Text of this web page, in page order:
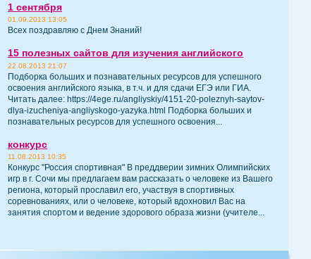
1 сентября
01.09.2013 13:05
Всех поздравляю с Днем Знаний!
15 полезных сайтов для изучения английского
22.08.2013 21:07
Подборка больших и познавательных ресурсов для успешного
освоения английского языка, в т.ч. и для сдачи ЕГЭ или ГИА.
Читать далее: https://4ege.ru/angliyskiy/4151-20-poleznyh-saytov-
dlya-izucheniya-angliyskogo-yazyka.html Подборка больших и
познавательных ресурсов для успешного освоения...
конкурс
11.08.2013 10:35
Конкурс "Россия спортивная" В преддверии зимних Олимпийских
игр в г. Сочи мы предлагаем вам рассказать о человеке из Вашего
региона, который прославил его, участвуя в спортивных
соревнованиях, или о человеке, который вдохновил Вас на
занятия спортом и ведение здорового образа жизни (учителе...